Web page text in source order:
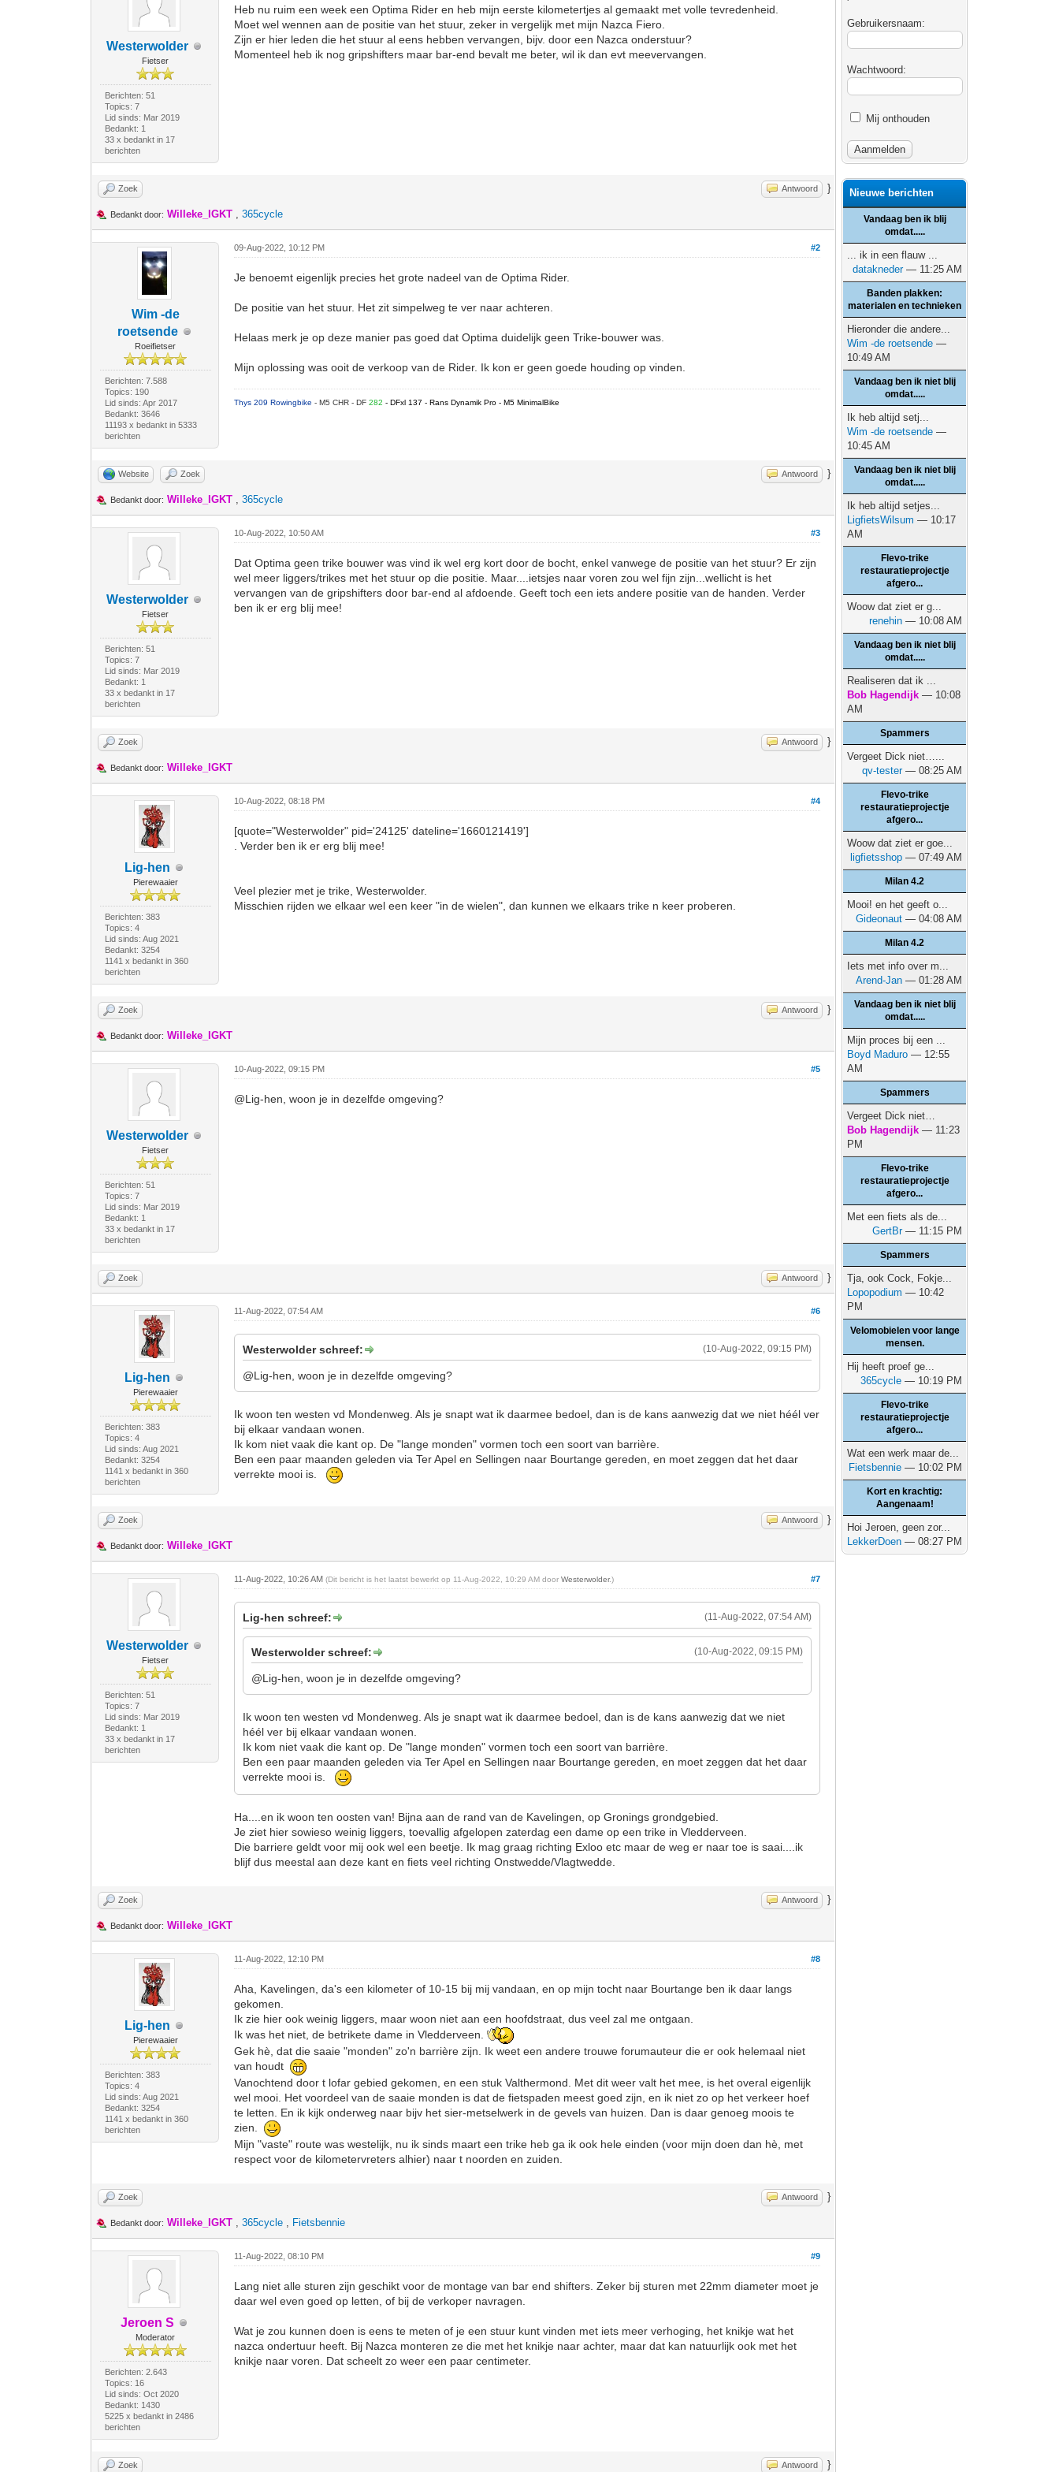
Westerwolder
Fietser
Berichten: 51
Topics: 7
Lid sinds: Mar 2019
Bedankt: 1
33 x bedankt in 17
berichten
Heb nu ruim een week een Optima Rider en heb mijn eerste kilometertjes al gemaakt met volle tevredenheid.
Moet wel wennen aan de positie van het stuur, zeker in vergelijk met mijn Nazca Fiero.
Zijn er hier leden die het stuur al eens hebben vervangen, bijv. door een Nazca onderstuur?
Momenteel heb ik nog gripshifters maar bar-end bevalt me beter, wil ik dan evt meevervangen.
Zoek Antwoord }
Bedankt door: Willeke_IGKT ,365cycle
Wim -de
roetsende
Roeifietser
Berichten: 7.588
Topics: 190
Lid sinds: Apr 2017
Bedankt: 3646
11193 x bedankt in 5333
berichten
#2
09-Aug-2022, 10:12 PM
Je benoemt eigenlijk precies het grote nadeel van de Optima Rider.
De positie van het stuur. Het zit simpelweg te ver naar achteren.
Helaas merk je op deze manier pas goed dat Optima duidelijk geen Trike-bouwer was.
Mijn oplossing was ooit de verkoop van de Rider. Ik kon er geen goede houding op vinden.
Thys 209 Rowingbike- M5 CHR - DF282- DFxl 137 - Rans Dynamik Pro - M5 MinimalBike
Website Zoek Antwoord }
Bedankt door: Willeke_IGKT ,365cycle
Westerwolder
Fietser
Berichten: 51
Topics: 7
Lid sinds: Mar 2019
Bedankt: 1
33 x bedankt in 17
berichten
#3
10-Aug-2022, 10:50 AM
Dat Optima geen trike bouwer was vind ik wel erg kort door de bocht, enkel vanwege de positie van het stuur? Er zijn
wel meer liggers/trikes met het stuur op die positie. Maar....ietsjes naar voren zou wel fijn zijn...wellicht is het
vervangen van de gripshifters door bar-end al afdoende. Geeft toch een iets andere positie van de handen. Verder
ben ik er erg blij mee!
Zoek Antwoord }
Bedankt door: Willeke_IGKT
Lig-hen
Pierewaaier
Berichten: 383
Topics: 4
Lid sinds: Aug 2021
Bedankt: 3254
1141 x bedankt in 360
berichten
#4
10-Aug-2022, 08:18 PM
[quote="Westerwolder" pid='24125' dateline='1660121419']
. Verder ben ik er erg blij mee!
Veel plezier met je trike, Westerwolder.
Misschien rijden we elkaar wel een keer "in de wielen", dan kunnen we elkaars trike n keer proberen.
Zoek Antwoord }
Bedankt door: Willeke_IGKT
Westerwolder
Fietser
Berichten: 51
Topics: 7
Lid sinds: Mar 2019
Bedankt: 1
33 x bedankt in 17
berichten
#5
10-Aug-2022, 09:15 PM
@Lig-hen, woon je in dezelfde omgeving?
Zoek Antwoord }
Lig-hen
Pierewaaier
Berichten: 383
Topics: 4
Lid sinds: Aug 2021
Bedankt: 3254
1141 x bedankt in 360
berichten
#6
11-Aug-2022, 07:54 AM
(10-Aug-2022, 09:15 PM)
Westerwolder schreef:
@Lig-hen, woon je in dezelfde omgeving?
Ik woon ten westen vd Mondenweg. Als je snapt wat ik daarmee bedoel, dan is de kans aanwezig dat we niet héél ver
bij elkaar vandaan wonen.
Ik kom niet vaak die kant op. De "lange monden" vormen toch een soort van barrière.
Ben een paar maanden geleden via Ter Apel en Sellingen naar Bourtange gereden, en moet zeggen dat het daar
verrekte mooi is.
Zoek Antwoord }
Bedankt door: Willeke_IGKT
Westerwolder
Fietser
Berichten: 51
Topics: 7
Lid sinds: Mar 2019
Bedankt: 1
33 x bedankt in 17
berichten
#7
11-Aug-2022, 10:26 AM(Dit bericht is het laatst bewerkt op 11-Aug-2022, 10:29 AM doorWesterwolder.)
(11-Aug-2022, 07:54 AM)
Lig-hen schreef:
(10-Aug-2022, 09:15 PM)
Westerwolder schreef:
@Lig-hen, woon je in dezelfde omgeving?
Ik woon ten westen vd Mondenweg. Als je snapt wat ik daarmee bedoel, dan is de kans aanwezig dat we niet
héél ver bij elkaar vandaan wonen.
Ik kom niet vaak die kant op. De "lange monden" vormen toch een soort van barrière.
Ben een paar maanden geleden via Ter Apel en Sellingen naar Bourtange gereden, en moet zeggen dat het daar
verrekte mooi is.
Ha....en ik woon ten oosten van! Bijna aan de rand van de Kavelingen, op Gronings grondgebied.
Je ziet hier sowieso weinig liggers, toevallig afgelopen zaterdag een dame op een trike in Vledderveen.
Die barriere geldt voor mij ook wel een beetje. Ik mag graag richting Exloo etc maar de weg er naar toe is saai....ik
blijf dus meestal aan deze kant en fiets veel richting Onstwedde/Vlagtwedde.
Zoek Antwoord }
Bedankt door: Willeke_IGKT
Lig-hen
Pierewaaier
Berichten: 383
Topics: 4
Lid sinds: Aug 2021
Bedankt: 3254
1141 x bedankt in 360
berichten
#8
11-Aug-2022, 12:10 PM
Aha, Kavelingen, da's een kilometer of 10-15 bij mij vandaan, en op mijn tocht naar Bourtange ben ik daar langs
gekomen.
Ik zie hier ook weinig liggers, maar woon niet aan een hoofdstraat, dus veel zal me ontgaan.
Ik was het niet, de betrikete dame in Vledderveen.
Gek hè, dat die saaie "monden" zo'n barrière zijn. Ik weet een andere trouwe forumauteur die er ook helemaal niet
van houdt
Vanochtend door t lofar gebied gekomen, en een stuk Valthermond. Met dit weer valt het mee, is het overal eigenlijk
wel mooi. Het voordeel van de saaie monden is dat de fietspaden meest goed zijn, en ik niet zo op het verkeer hoef
te letten. En ik kijk onderweg naar bijv het sier-metselwerk in de gevels van huizen. Dan is daar genoeg moois te
zien.
Mijn "vaste" route was westelijk, nu ik sinds maart een trike heb ga ik ook hele einden (voor mijn doen dan hè, met
respect voor de kilometervreters alhier) naar t noorden en zuiden.
Zoek Antwoord }
Bedankt door: Willeke_IGKT ,365cycle , Fietsbennie
Jeroen S
Moderator
Berichten: 2.643
Topics: 16
Lid sinds: Oct 2020
Bedankt: 1430
5225 x bedankt in 2486
berichten
#9
11-Aug-2022, 08:10 PM
Lang niet alle sturen zijn geschikt voor de montage van bar end shifters. Zeker bij sturen met 22mm diameter moet je
daar wel even goed op letten, of bij de verkoper navragen.
Wat je zou kunnen doen is eens te meten of je een stuur kunt vinden met iets meer verhoging, het knikje wat het
nazca ondertuur heeft. Bij Nazca monteren ze die met het knikje naar achter, maar dat kan natuurlijk ook met het
knikje naar voren. Dat scheelt zo weer een paar centimeter.
Zoek Antwoord }
Gebruikersnaam:
Wachtwoord:
Mij onthouden
Nieuwe berichten
Vandaag ben ik blij
omdat.....
... ik in een flauw ...
datakneder— 11:25 AM
Banden plakken:
materialen en technieken
Hieronder die andere...
Wim -de roetsende —
10:49 AM
Vandaag ben ik niet blij
omdat.....
Ik heb altijd setj...
Wim -de roetsende —
10:45 AM
Vandaag ben ik niet blij
omdat.....
Ik heb altijd setjes...
LigfietsWilsum — 10:17
AM
Flevo-trike
restauratieprojectje
afgero...
Woow dat ziet er g...
renehin — 10:08 AM
Vandaag ben ik niet blij
omdat.....
Realiseren dat ik ...
Bob Hagendijk — 10:08
AM
Spammers
Vergeet Dick niet…...
qv-tester— 08:25 AM
Flevo-trike
restauratieprojectje
afgero...
Woow dat ziet er goe...
ligfietsshop — 07:49 AM
Milan 4.2
Mooi! en het geeft o...
Gideonaut — 04:08 AM
Milan 4.2
Iets met info over m...
Arend-Jan — 01:28 AM
Vandaag ben ik niet blij
omdat.....
Mijn proces bij een ...
Boyd Maduro — 12:55
AM
Spammers
Vergeet Dick niet…
Bob Hagendijk — 11:23
PM
Flevo-trike
restauratieprojectje
afgero...
Met een fiets als de...
GertBr— 11:15 PM
Spammers
Tja, ook Cock, Fokje...
Lopopodium — 10:42
PM
Velomobielen voor lange
mensen.
Hij heeft proef ge...
365cycle — 10:19 PM
Flevo-trike
restauratieprojectje
afgero...
Wat een werk maar de...
Fietsbennie — 10:02 PM
Kort en krachtig:
Aangenaam!
Hoi Jeroen, geen zor...
LekkerDoen — 08:27 PM